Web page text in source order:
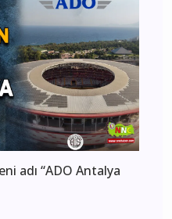
adı “ADO Antalya